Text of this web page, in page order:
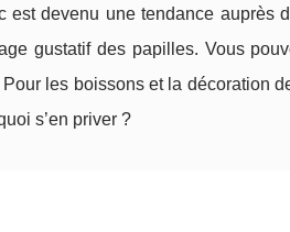
est devenu une tendance
gustatif des papilles. Vous
les boissons et la décoration
s’en priver ?